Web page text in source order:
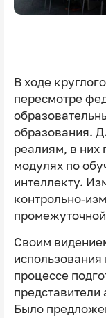
В ходе
пересмотре
образования.
реалиям, в них
модулях по
интеллекту.
контрольно-
Своим
использования
процессе
Было